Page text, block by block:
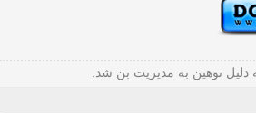
دلیل توهین به مدیریت بن شد.